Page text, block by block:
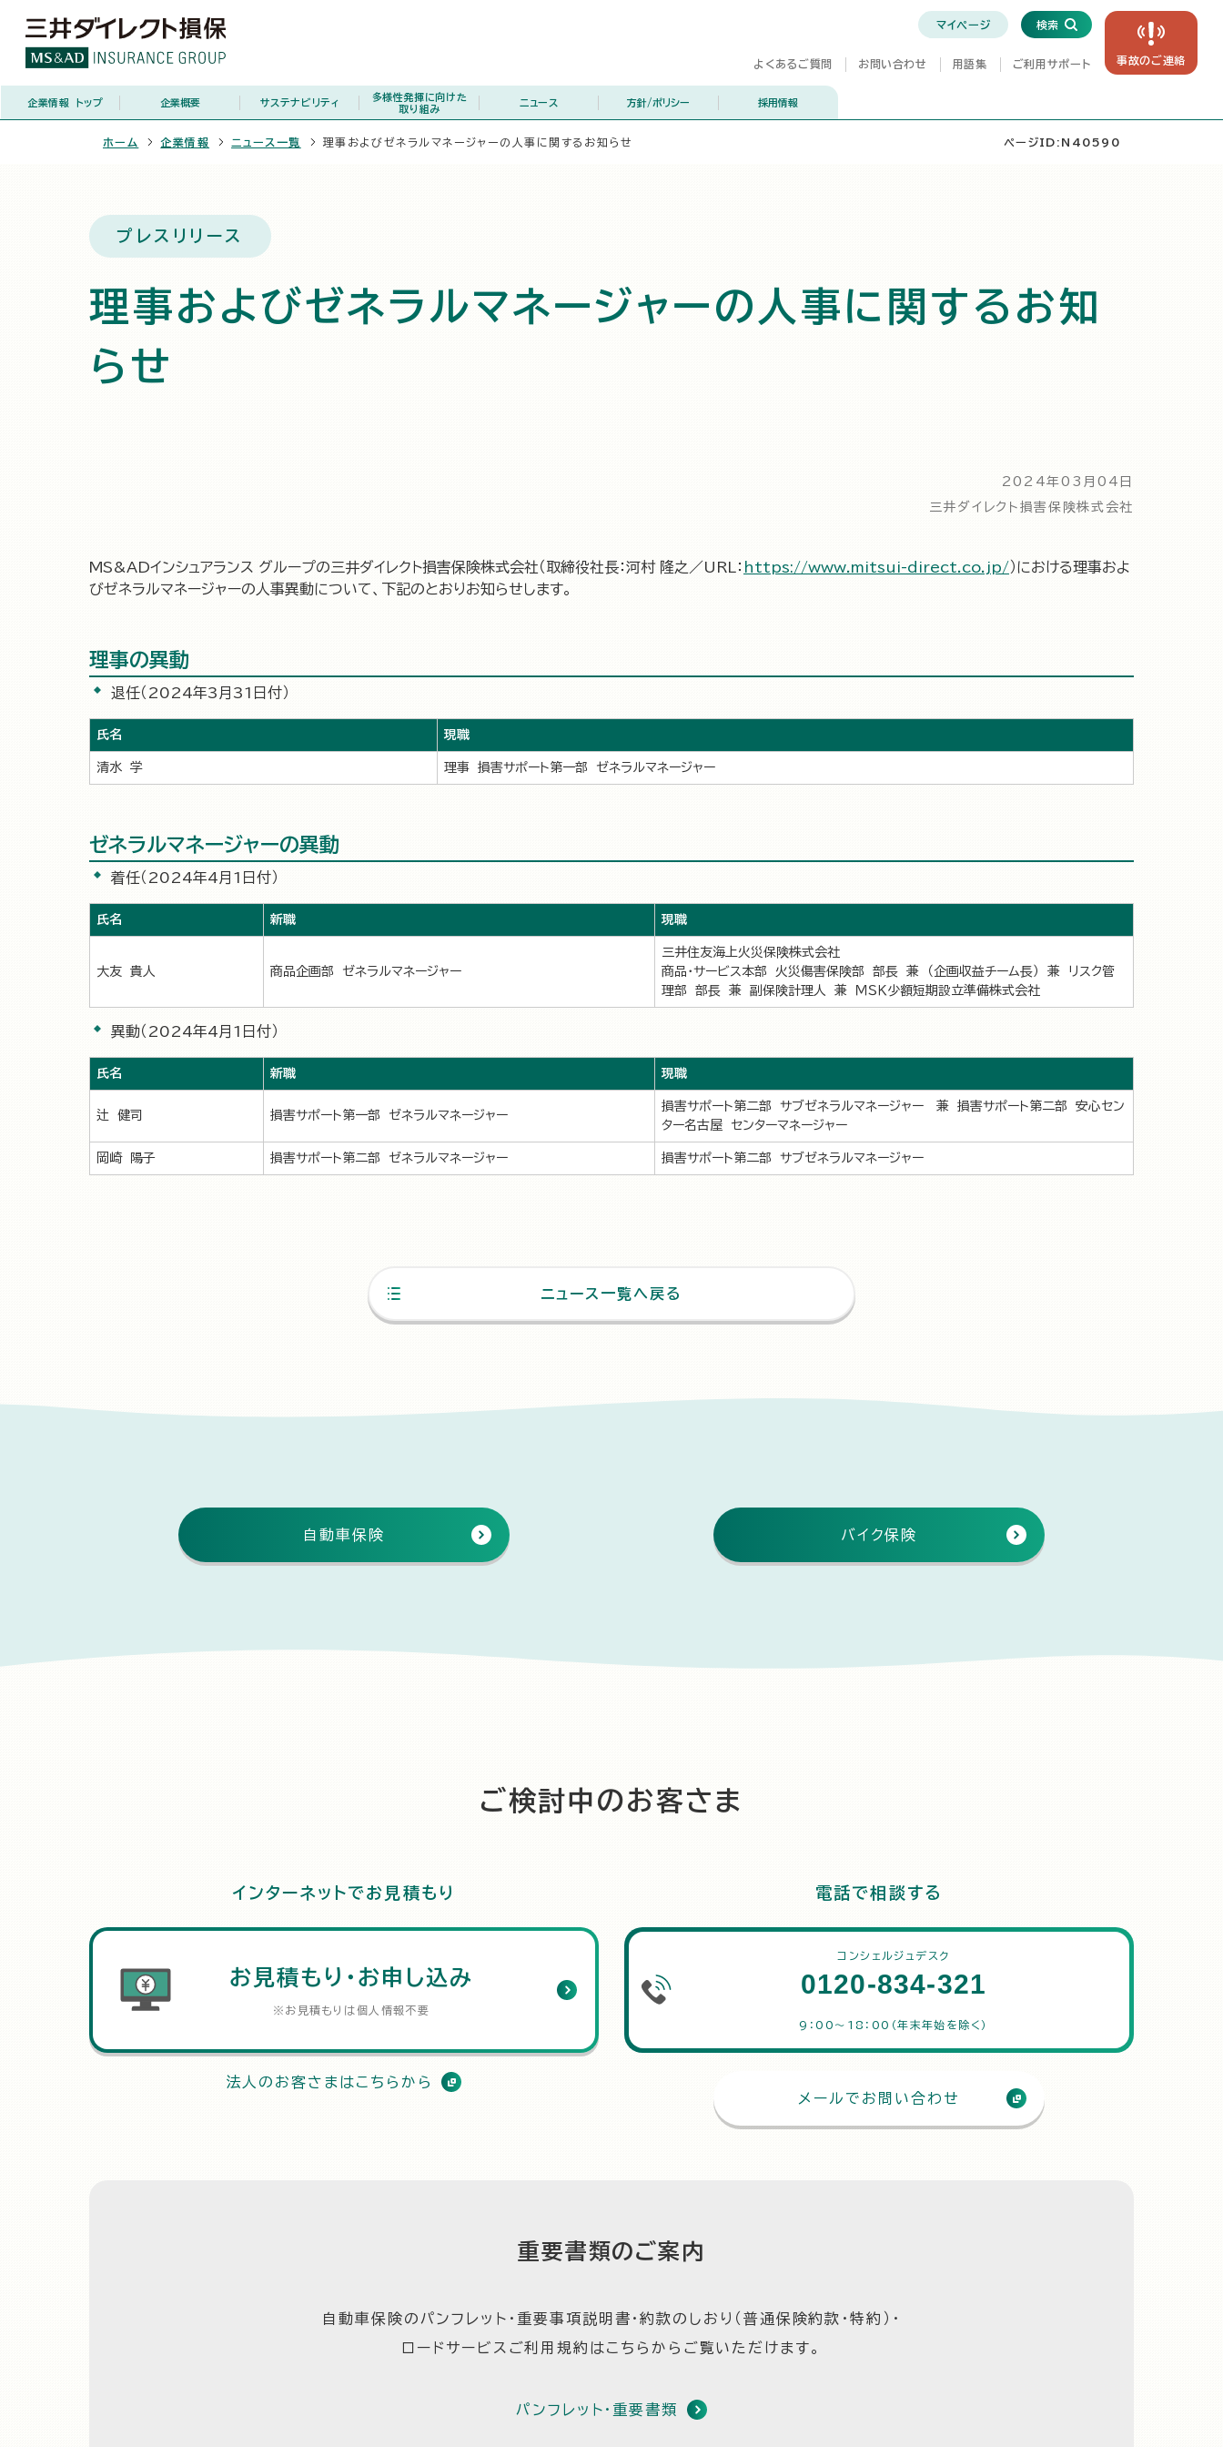
マイページ 検索
事故のご連絡
よくあるご質問 お問い合わせ 用語集 ご利用サポート
企業情報 トップ 企業概要 サステナビリティ
多様性発揮に向けた
取り組み
ニュース 方針/ポリシー 採用情報
ページID:N40590
ホーム 企業情報 ニュース一覧 理事およびゼネラルマネージャーの人事に関するお知らせ
プレスリリース
理事およびゼネラルマネージャーの人事に関するお知
らせ
2024年03月04日
三井ダイレクト損害保険株式会社
MS&ADインシュアランス グループの三井ダイレクト損害保険株式会社（取締役社長：河村 隆之／URL： https://www.mitsui-direct.co.jp/ ）における理事およ
びゼネラルマネージャーの人事異動について、下記のとおりお知らせします。
理事の異動
退任（2024年3月31日付）
氏名 現職
清水 学 理事 損害サポート第一部 ゼネラルマネージャー
ゼネラルマネージャーの異動
着任（2024年4月1日付）
氏名 新職 現職
大友 貴人 商品企画部 ゼネラルマネージャー
三井住友海上火災保険株式会社
商品・サービス本部 火災傷害保険部 部長 兼 （企画収益チーム長） 兼 リスク管
理部 部長 兼 副保険計理人 兼 ＭＳＫ少額短期設立準備株式会社
異動（2024年4月1日付）
氏名 新職 現職
辻 健司 損害サポート第一部 ゼネラルマネージャー
損害サポート第二部 サブゼネラルマネージャー 兼 損害サポート第二部 安心セン
ター名古屋 センターマネージャー
岡崎 陽子 損害サポート第二部 ゼネラルマネージャー 損害サポート第二部 サブゼネラルマネージャー
ニュース一覧へ戻る
自動車保険 バイク保険
ご検討中のお客さま
インターネットでお見積もり
お見積もり・お申し込み
※お見積もりは個人情報不要
法人のお客さまはこちらから
電話で相談する
コンシェルジュデスク
0120-834-321
9：00～18：00（年末年始を除く）
メールでお問い合わせ
重要書類のご案内
自動車保険のパンフレット・重要事項説明書・約款のしおり（普通保険約款・特約）・
ロードサービスご利用規約はこちらからご覧いただけます。
パンフレット・重要書類